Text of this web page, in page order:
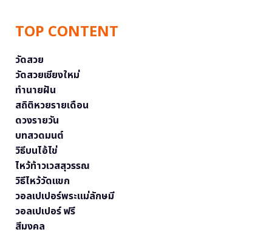
TOP CONTENT
วัดสวย
วัดสวยเชียงใหม่
ทำนายฝัน
สถิติหวยรายเดือน
ดวงรายวัน
บทสวดมนต์
วิธีบนไอ้ไข่
ไหว้ท้าวเวสสุวรรณ
วิธีไหว้วัดแขก
วอลเปเปอร์พระแม่ลักษมี
วอลเปเปอร์ ฟรี
สีมงคล